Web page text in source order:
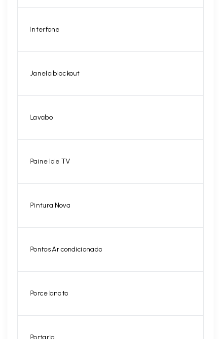
Interfone
Janela blackout
Lavabo
Painel de TV
Pintura Nova
Pontos Ar condicionado
Porcelanato
Portaria